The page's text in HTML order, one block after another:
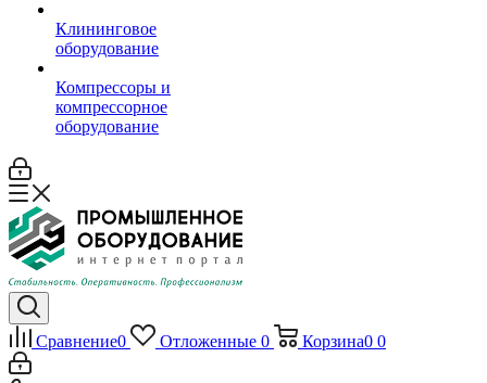
Клининговое
оборудование
Компрессоры и
компрессорное
оборудование
Сравнение0 Отложенные 0 Корзина0 0